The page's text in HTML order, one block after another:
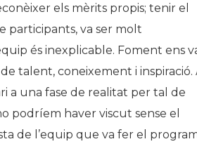
els mèrits propis; tenir el
participants, va ser molt
és inexplicable. Foment ens
talent, coneixement i inspiració.
a una fase de realitat per tal de
podríem haver viscut sense el
de l’equip que va fer el